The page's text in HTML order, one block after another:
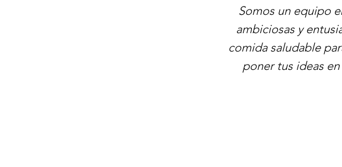
Somos un equipo
ambiciosas y
comida saludable
poner tus ideas